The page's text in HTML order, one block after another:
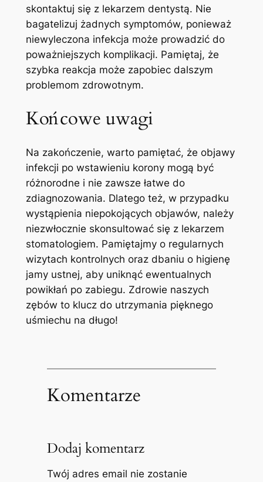
skontaktuj się z ‌lekarzem dentystą. Nie
bagatelizuj żadnych‍ symptomów, ponieważ
niewyleczona infekcja​ może prowadzić do
poważniejszych komplikacji. Pamiętaj, że
szybka reakcja może ⁤zapobiec dalszym
problemom zdrowotnym.
Końcowe uwagi
Na zakończenie, warto⁤ pamiętać,⁣ że objawy
infekcji po wstawieniu korony mogą być​
różnorodne‌ i ⁣nie zawsze łatwe do
zdiagnozowania. Dlatego też, w przypadku
wystąpienia ‍niepokojących objawów, należy
niezwłocznie skonsultować się z lekarzem
stomatologiem. ‌Pamiętajmy⁤ o‌ regularnych
⁣wizytach kontrolnych oraz dbaniu o higienę‌
jamy ustnej, aby uniknąć ewentualnych
powikłań po zabiegu. Zdrowie naszych
zębów to klucz do utrzymania pięknego
uśmiechu‌ na długo!
Komentarze
Dodaj komentarz
Twój adres email nie zostanie